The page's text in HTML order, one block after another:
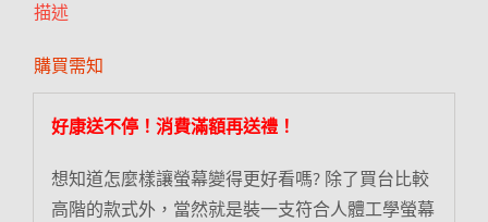
描述
購買需知
好康送不停！消費滿額再送禮！
想知道怎麼樣讓螢幕變得更好看嗎? 除了買台比較
高階的款式外，當然就是裝一支符合人體工學螢幕